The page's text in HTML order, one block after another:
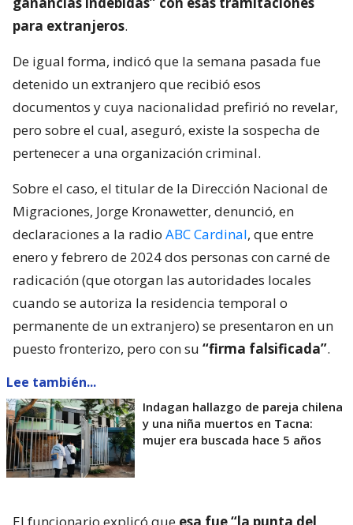
para extranjeros.
De igual forma, indicó que la semana pasada fue
detenido un extranjero que recibió esos
documentos y cuya nacionalidad prefirió no revelar,
pero sobre el cual, aseguró, existe la sospecha de
pertenecer a una organización criminal.
Sobre el caso, el titular de la Dirección Nacional de
Migraciones, Jorge Kronawetter, denunció, en
declaraciones a la radio ABC Cardinal, que entre
enero y febrero de 2024 dos personas con carné de
radicación (que otorgan las autoridades locales
cuando se autoriza la residencia temporal o
permanente de un extranjero) se presentaron en un
puesto fronterizo, pero con su “firma falsificada”.
Lee también...
Indagan hallazgo de pareja chilena
y una niña muertos en Tacna:
mujer era buscada hace 5 años
El funcionario explicó que esa fue “la punta del